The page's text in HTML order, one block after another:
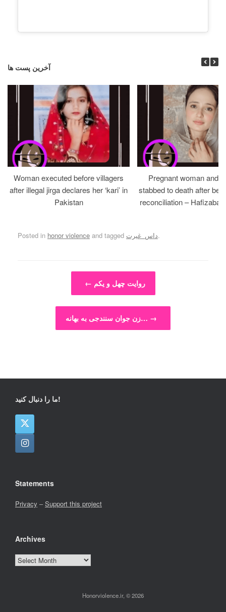
آخرین پست ها
Woman executed before villagers
after illegal jirga declares her ‘kari’ in
Pakistan
Pregnant woman and
stabbed to death after
reconciliation –
Posted in honor violence and tagged داس_غیرت.
← روایت چهل و یکم
زن جوان سنندجی به بهانه… →
ما را دنبال کنید!
Statements
Privacy –Support this project
Archives
Archives
Honorviolence.ir, © 2026